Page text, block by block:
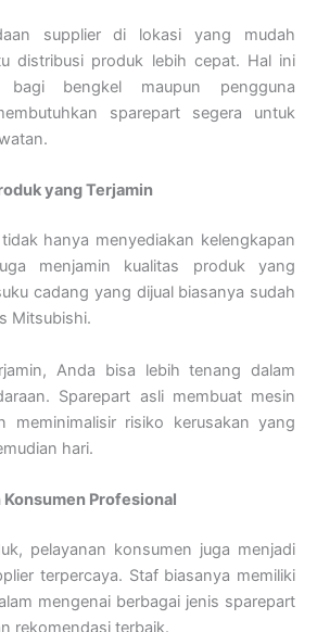
supplier di lokasi yang mudah
distribusi produk lebih cepat. Hal ini
bagi bengkel maupun pengguna
sparepart segera untuk
yang Terjamin
hanya menyediakan kelengkapan
menjamin kualitas produk yang
cadang yang dijual biasanya sudah
Mitsubishi.
Anda bisa lebih tenang dalam
Sparepart asli membuat mesin
meminimalisir risiko kerusakan yang
hari.
Konsumen Profesional
pelayanan konsumen juga menjadi
terpercaya. Staf biasanya memiliki
mengenai berbagai jenis sparepart
rekomendasi terbaik.